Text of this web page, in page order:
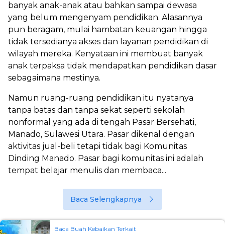
banyak anak-anak atau bahkan sampai dewasa
yang belum mengenyam pendidikan. Alasannya
pun beragam, mulai hambatan keuangan hingga
tidak tersedianya akses dan layanan pendidikan di
wilayah mereka. Kenyataan ini membuat banyak
anak terpaksa tidak mendapatkan pendidikan dasar
sebagaimana mestinya.
Namun ruang-ruang pendidikan itu nyatanya
tanpa batas dan tanpa sekat seperti sekolah
nonformal yang ada di tengah Pasar Bersehati,
Manado, Sulawesi Utara. Pasar dikenal dengan
aktivitas jual-beli tetapi tidak bagi Komunitas
Dinding Manado. Pasar bagi komunitas ini adalah
tempat belajar menulis dan membaca...
Baca Selengkapnya
Baca Buah Kebaikan Terkait